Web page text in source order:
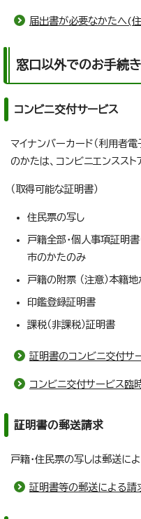
届出書が必要なかたへ(
窓口以外でのお手続
コンビニ交付サービス
マイナンバーカード（利用者
のかたは、コンビニエンスス
（取得可能な証明書）
住民票の写し
戸籍全部・個人事項証明書
市のかたのみ
戸籍の附票 （注意）本籍
印鑑登録証明書
課税（非課税）証明書
証明書のコンビニ交付サ
コンビニ交付サービス臨
証明書の郵送請求
戸籍・住民票の写しは郵送に
証明書等の郵送による請